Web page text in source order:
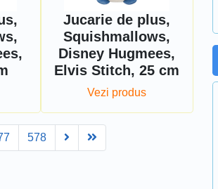
Jucarie de plus,
Squishmallows,
Disney Hugmees,
Elvis Stitch, 25 cm
Vezi produs
578 Next